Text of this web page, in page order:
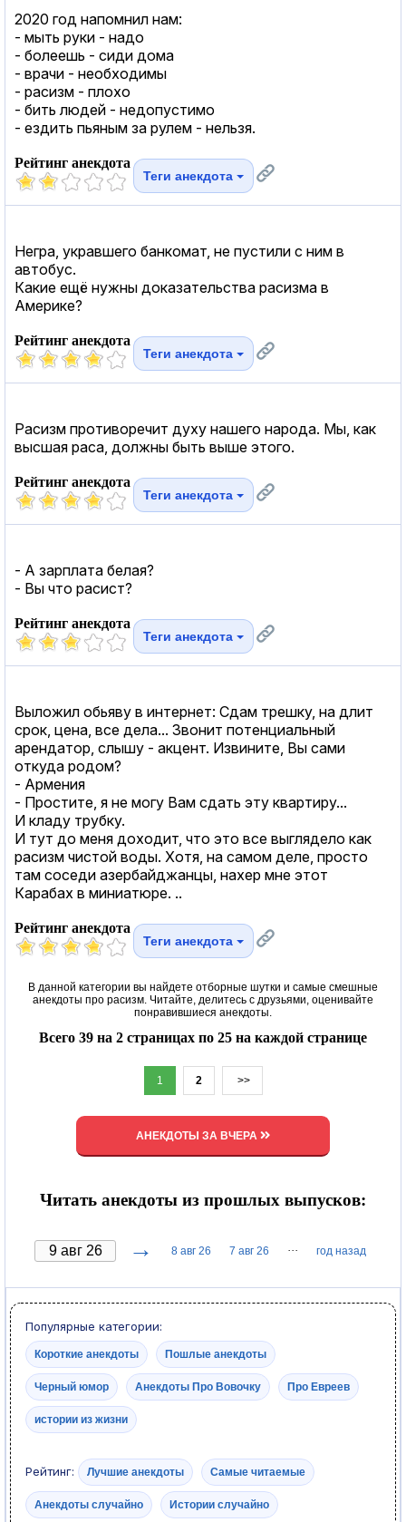
2020 год напомнил нам:
- мыть руки - надо
- болеешь - сиди дома
- врачи - необходимы
- расизм - плохо
- бить людей - недопустимо
- ездить пьяным за рулем - нельзя.
Рейтинг анекдота
Теги анекдота
Негра, укравшего банкомат, не пустили с ним в
автобус.
Какие ещё нужны доказательства расизма в
Америке?
Рейтинг анекдота
Теги анекдота
Расизм противоречит духу нашего народа. Мы, как
высшая раса, должны быть выше этого.
Рейтинг анекдота
Теги анекдота
- А зарплата белая?
- Вы что расист?
Рейтинг анекдота
Теги анекдота
Выложил обьяву в интернет: Сдам трешку, на длит
срок, цена, все дела... Звонит потенциальный
арендатор, слышу - акцент. Извините, Вы сами
откуда родом?
- Армения
- Простите, я не могу Вам сдать эту квартиру...
И кладу трубку.
И тут до меня доходит, что это все выглядело как
расизм чистой воды. Хотя, на самом деле, просто
там соседи азербайджанцы, нахер мне этот
Карабах в миниатюре. ..
Рейтинг анекдота
Теги анекдота
В данной категории вы найдете отборные шутки и самые смешные
анекдоты про расизм. Читайте, делитесь с друзьями, оценивайте
понравившиеся анекдоты.
Всего 39 на 2 страницах по 25 на каждой странице
1 2 >>
АНЕКДОТЫ ЗА ВЧЕРА
Читать анекдоты из прошлых выпусков:
→ 8 авг 26 7 авг 26 ··· год назад
Популярные категории:
Короткие анекдоты Пошлые анекдоты
Черный юмор Анекдоты Про Вовочку Про Евреев
истории из жизни
Рейтинг: Лучшие анекдоты Самые читаемые
Анекдоты случайно Истории случайно